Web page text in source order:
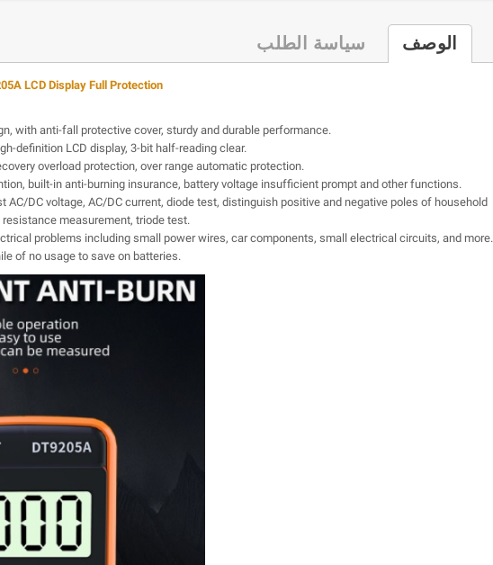
الوصف سياسة الطلب
LCD Display Full Protection
with anti-fall protective cover, sturdy and durable performance.
definition LCD display, 3-bit half-reading clear.
overload protection, over range automatic protection.
built-in anti-burning insurance, battery voltage insufficient prompt and other functions.
AC/DC voltage, AC/DC current, diode test, distinguish positive and negative poles of household
measurement, triode test.
problems including small power wires, car components, small electrical circuits, and more.
of no usage to save on batteries.